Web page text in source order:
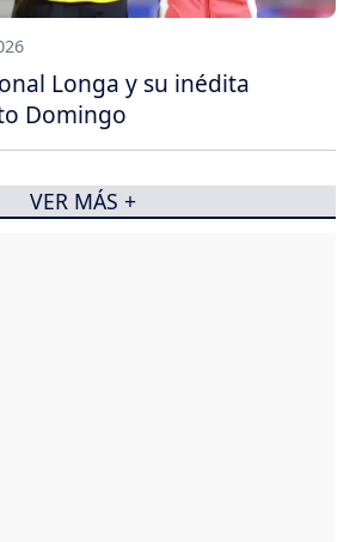
Longa y su inédita
Domingo
VER MÁS +